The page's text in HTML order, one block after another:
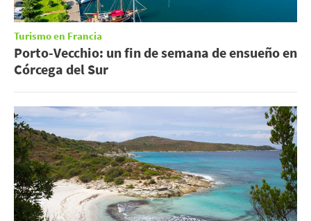
Turismo en Francia
Porto-Vecchio: un fin de semana de ensueño en
Córcega del Sur